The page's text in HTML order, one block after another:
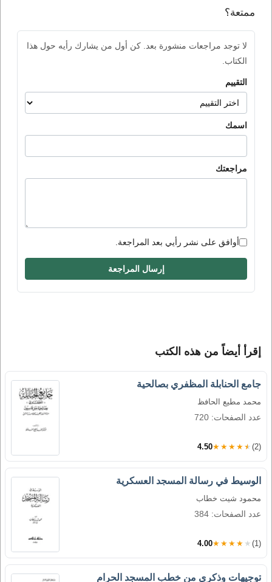
ممتعة؟
لا توجد مراجعات منشورة بعد. كن أول من يشارك رأيه حول هذا
الكتاب.
التقييم
اسمك
مراجعتك
أوافق على نشر رأيي بعد المراجعة.
إرسال المراجعة
إقرأ أيضاً من هذه الكتب
جامع الحنابلة المظفري بصالحية
محمد مطيع الحافظ
عدد الصفحات: 720
4.50★★★★★ (2)
الوسيط في رسالة المسجد العسكرية
محمود شيت خطاب
عدد الصفحات: 384
4.00★★★★★ (1)
توجيهات وذكرى من خطب المسجد الحرام